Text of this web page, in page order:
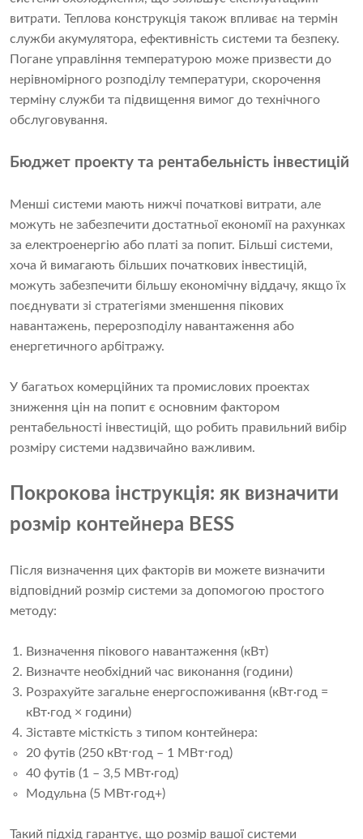
витрати. Теплова конструкція також впливає на термін
служби акумулятора, ефективність системи та безпеку.
Погане управління температурою може призвести до
нерівномірного розподілу температури, скорочення
терміну служби та підвищення вимог до технічного
обслуговування.
Бюджет проекту та рентабельність інвестицій
Менші системи мають нижчі початкові витрати, але
можуть не забезпечити достатньої економії на рахунках
за електроенергію або платі за попит. Більші системи,
хоча й вимагають більших початкових інвестицій,
можуть забезпечити більшу економічну віддачу, якщо їх
поєднувати зі стратегіями зменшення пікових
навантажень, перерозподілу навантаження або
енергетичного арбітражу.
У багатьох комерційних та промислових проектах
зниження цін на попит є основним фактором
рентабельності інвестицій, що робить правильний вибір
розміру системи надзвичайно важливим.
Покрокова інструкція: як визначити
розмір контейнера BESS
Після визначення цих факторів ви можете визначити
відповідний розмір системи за допомогою простого
методу:
Визначення пікового навантаження (кВт)
Визначте необхідний час виконання (години)
Розрахуйте загальне енергоспоживання (кВт·год =
кВт·год × години)
Зіставте місткість з типом контейнера:
20 футів (250 кВт⋅год – 1 МВт⋅год)
40 футів (1 – 3,5 МВт·год)
Модульна (5 МВт·год+)
Такий підхід гарантує, що розмір вашої системи